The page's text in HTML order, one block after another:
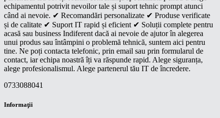
echipamentul potrivit nevoilor tale și suport tehnic prompt atunci
când ai nevoie. ✔ Recomandări personalizate ✔ Produse verificate
și de calitate ✔ Suport IT rapid și eficient ✔ Soluții complete pentru
acasă sau business Indiferent dacă ai nevoie de ajutor în alegerea
unui produs sau întâmpini o problemă tehnică, suntem aici pentru
tine. Ne poți contacta telefonic, prin email sau prin formularul de
contact, iar echipa noastră îți va răspunde rapid. Alege siguranța,
alege profesionalismul. Alege partenerul tău IT de încredere.
0733088041
Informaţii